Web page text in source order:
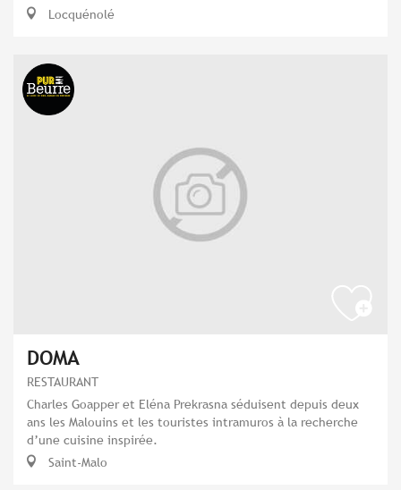
Locquénolé
DOMA
RESTAURANT
Charles Goapper et Eléna Prekrasna séduisent depuis deux
ans les Malouins et les touristes intramuros à la recherche
d’une cuisine inspirée.
Saint-Malo